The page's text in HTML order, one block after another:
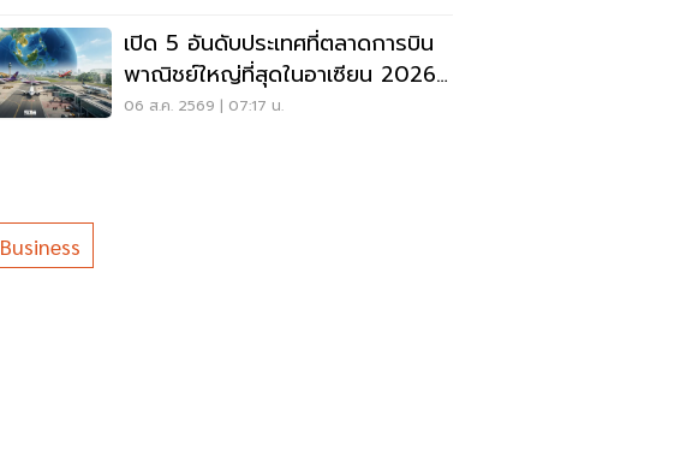
เปิด 5 อันดับประเทศที่ตลาดการบิน
พาณิชย์ใหญ่ที่สุดในอาเซียน 2026
เวียดนามแซงไทยแล้ว
06 ส.ค. 2569 | 07:17 น.
Business